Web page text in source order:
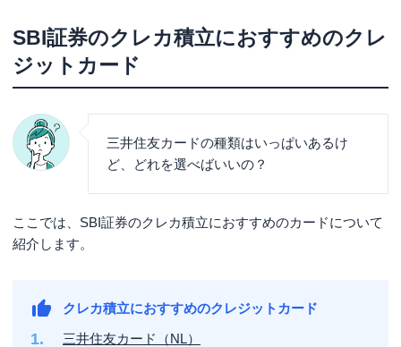
SBI証券のクレカ積立におすすめのクレ
ジットカード
三井住友カードの種類はいっぱいあるけ
ど、どれを選べばいいの？
ここでは、SBI証券のクレカ積立におすすめのカードについて
紹介します。
クレカ積立におすすめのクレジットカード
三井住友カード（NL）